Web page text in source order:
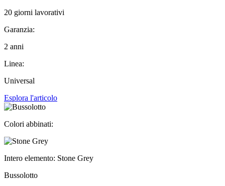
20 giorni lavorativi
Garanzia:
2 anni
Linea:
Universal
Esplora l'articolo
Colori abbinati:
Intero elemento: Stone Grey
Bussolotto